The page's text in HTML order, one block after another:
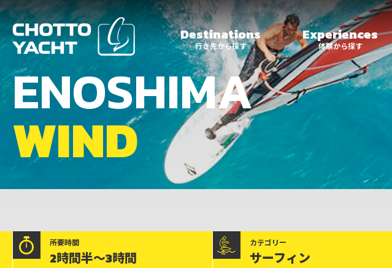
Destinations
行き先から探す
横浜
Experiences
体験から探す
セーリング
クルージング フォ
ちょっとヨット
ブログ
ち
江ノ島
ちょっとヨット
ENOSHIMA
WIND
所要時間
2時間半～3時間
カテゴリー
サーフィン